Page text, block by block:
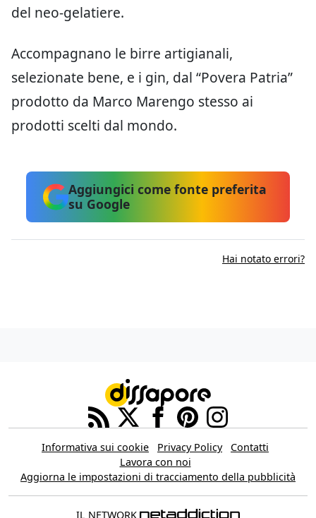
del neo-gelatiere.
Accompagnano le birre artigianali,
selezionate bene, e i gin, dal “Povera Patria”
prodotto da Marco Marengo stesso ai
prodotti scelti dal mondo.
Aggiungici come fonte preferita
su Google
Hai notato errori?
Informativa sui cookie Privacy Policy
Contatti
Lavora con noi
Aggiorna le impostazioni di tracciamento della pubblicità
IL NETWORK